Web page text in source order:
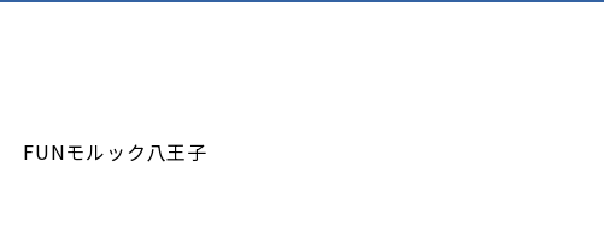
FUNモルック八王子